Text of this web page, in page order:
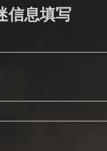
信息填写